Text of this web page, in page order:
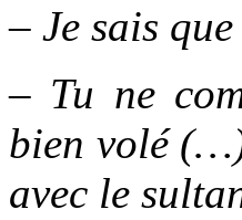
– Je sais
– Tu ne
bien volé
avec le